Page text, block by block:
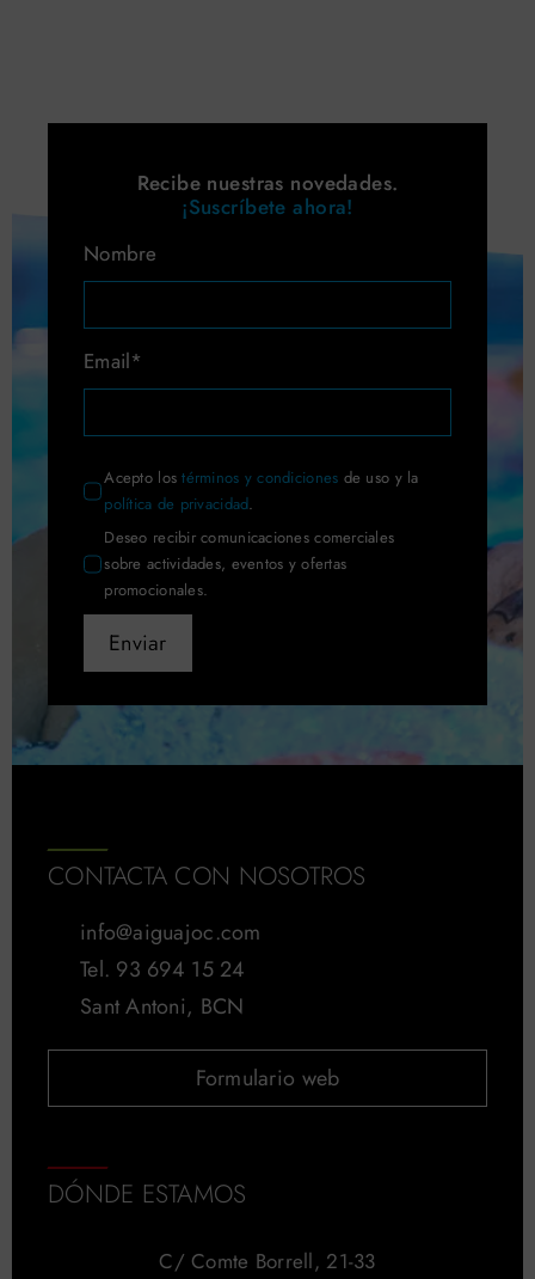
Recibe nuestras novedades.
¡Suscríbete ahora!
Nombre
Email*
Acepto lostérminos y condiciones de uso y la
política de privacidad.
Deseo recibir comunicaciones comerciales
sobre actividades, eventos y ofertas
promocionales.
Enviar
CONTACTA CON NOSOTROS
info@aiguajoc.com
Tel. 93 694 15 24
Sant Antoni, BCN
Formulario web
DÓNDE ESTAMOS
C/ Comte Borrell, 21-33